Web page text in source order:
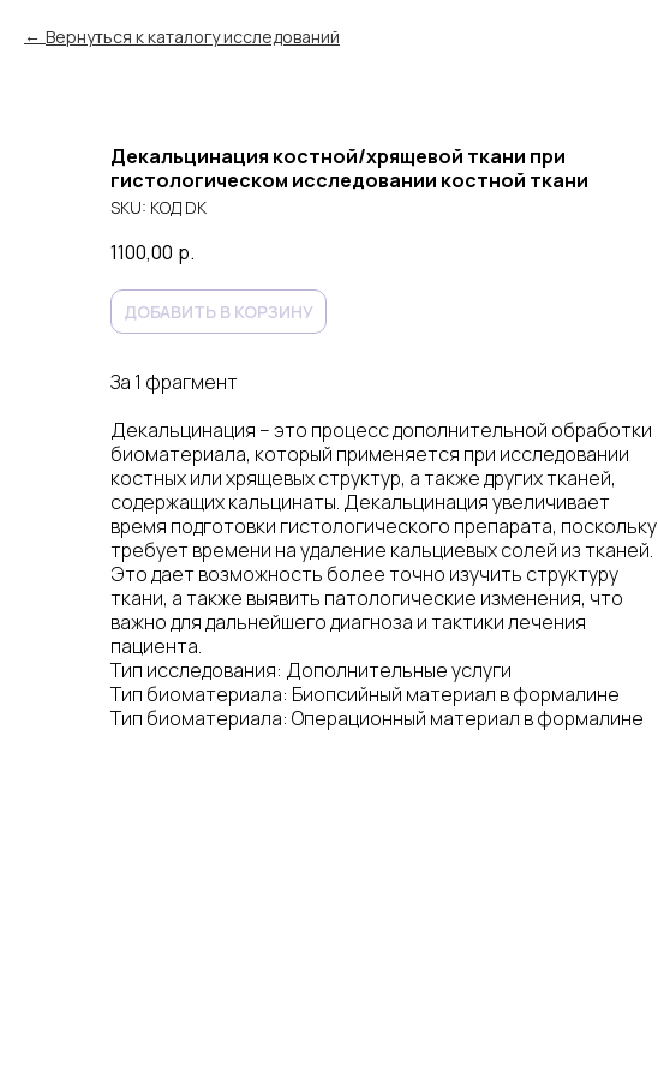
Вернуться к каталогу исследований
Декальцинация костной/хрящевой ткани при
гистологическом исследовании костной ткани
SKU: КОД DK
1100,00 р.
ДОБАВИТЬ В КОРЗИНУ
За 1 фрагмент
Декальцинация – это процесс дополнительной обработки
биоматериала, который применяется при исследовании
костных или хрящевых структур, а также других тканей,
содержащих кальцинаты. Декальцинация увеличивает
время подготовки гистологического препарата, поскольку
требует времени на удаление кальциевых солей из тканей.
Это дает возможность более точно изучить структуру
ткани, а также выявить патологические изменения, что
важно для дальнейшего диагноза и тактики лечения
пациента.
Тип исследования: Дополнительные услуги
Тип биоматериала: Биопсийный материал в формалине
Тип биоматериала: Операционный материал в формалине